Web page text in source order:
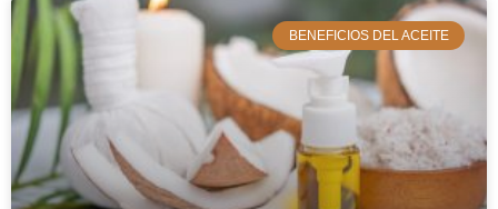
BENEFICIOS DEL ACEITE